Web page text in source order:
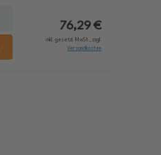
76,29 €
inkl. gesetzl. MwSt., zzgl.
Versandkosten